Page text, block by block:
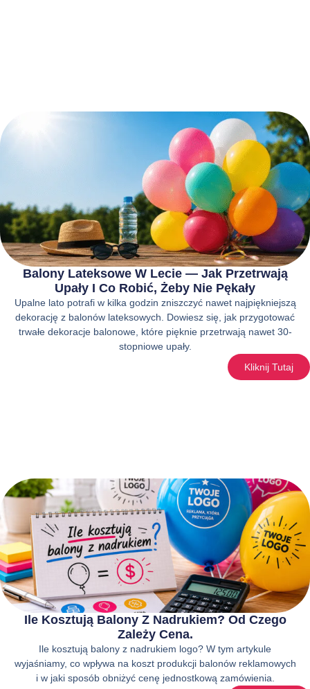
Balony Lateksowe W Lecie — Jak Przetrwają
Upały I Co Robić, Żeby Nie Pękały
Upalne lato potrafi w kilka godzin zniszczyć nawet najpiękniejszą
dekorację z balonów lateksowych. Dowiesz się, jak przygotować
trwałe dekoracje balonowe, które pięknie przetrwają nawet 30-
stopniowe upały.
Kliknij Tutaj
Ile Kosztują Balony Z Nadrukiem? Od Czego
Zależy Cena.
Ile kosztują balony z nadrukiem logo? W tym artykule
wyjaśniamy, co wpływa na koszt produkcji balonów reklamowych
i w jaki sposób obniżyć cenę jednostkową zamówienia.